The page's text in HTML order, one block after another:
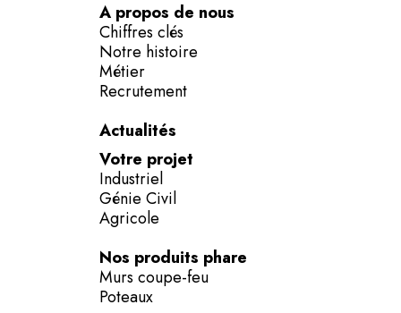
A propos de nous
Chiffres clés
Notre histoire
Métier
Recrutement
Actualités
Votre projet
Industriel
Génie Civil
Agricole
Nos produits phare
Murs coupe-feu
Poteaux